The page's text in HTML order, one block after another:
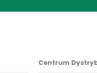
Centrum